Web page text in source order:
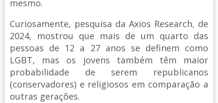
mesmo.
Curiosamente, pesquisa da Axios Research, de
2024, mostrou que mais de um quarto das
pessoas de 12 a 27 anos se definem como
LGBT, mas os jovens também têm maior
probabilidade de serem republicanos
(conservadores) e religiosos em comparação a
outras gerações.